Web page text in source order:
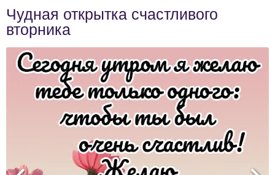
Чудная открытка счастливого
вторника